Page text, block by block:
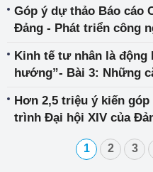
Góp ý dự thảo Báo cáo
Đảng - Phát triển công
Kinh tế tư nhân là động
hướng”- Bài 3: Những
Hơn 2,5 triệu ý kiến
trình Đại hội XIV của
1 2 3